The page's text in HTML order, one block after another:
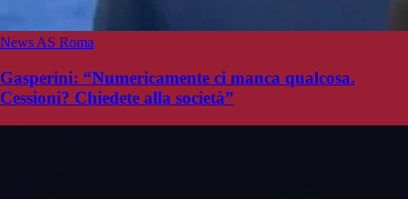
News AS Roma
Gasperini: “Numericamente ci manca qualcosa.
Cessioni? Chiedete alla società”